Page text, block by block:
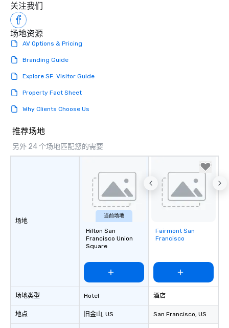
关注我们
场地资源
AV Options & Pricing
Branding Guide
Explore SF: Visitor Guide
Property Fact Sheet
Why Clients Choose Us
推荐场地
另外 24 个场地匹配您的需要
场地
场地类型
地点
当前场地
Hilton San
Francisco Union
Square
Hotel
旧金山, US
Removed from
favorites
Fairmont San
Francisco
酒店
San Francisco, US